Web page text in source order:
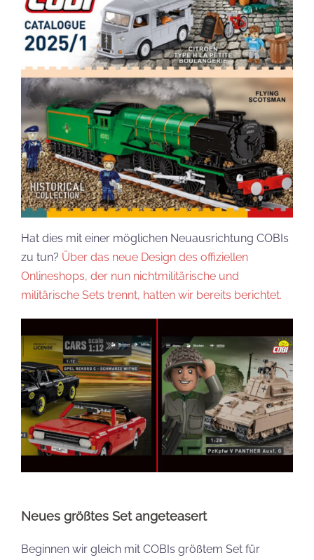
Hat dies mit einer möglichen Neuausrichtung COBIs
zu tun? Über das neue Design des offiziellen
Onlineshops, der nun nichtmilitärische und
militärische Sets trennt, hatten wir bereits berichtet.
Neues größtes Set angeteasert
Beginnen wir gleich mit COBIs größtem Set für